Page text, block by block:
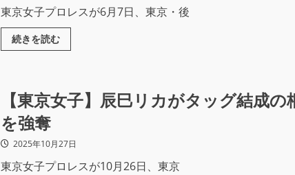
東京女子プロレスが6月7日、東京・後
続きを読む
【東京女子】辰巳リカがタッグ結成
を強奪
2025年10月27日
東京女子プロレスが10月26日、東京